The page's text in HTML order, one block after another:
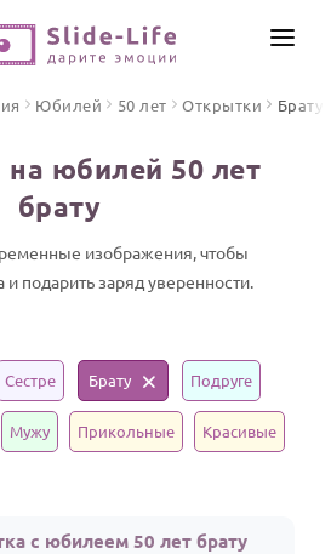
Юбилей 50 лет Открытки Брату
юбилей 50 лет
брату
изображения, чтобы
и подарить заряд уверенности.
Сестре Брату Подруге
Мужу Прикольные Красивые
с юбилеем 50 лет брату